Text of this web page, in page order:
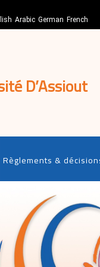
Arabic German French
D’Assiout
Règlements &